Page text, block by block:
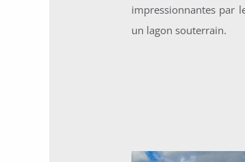
impressionnantes par
un lagon souterrain.